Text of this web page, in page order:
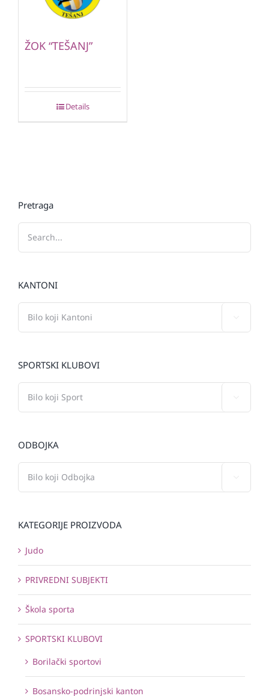
ŽOK “TEŠANJ”
Details
Pretraga
KANTONI
SPORTSKI KLUBOVI
ODBOJKA
KATEGORIJE PROIZVODA
Judo
PRIVREDNI SUBJEKTI
Škola sporta
SPORTSKI KLUBOVI
Borilački sportovi
Bosansko-podrinjski kanton